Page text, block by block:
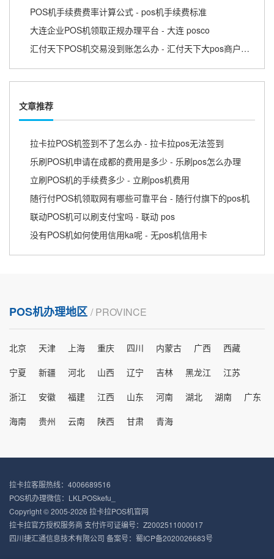
POS机手续费费率计算公式 - pos机手续费标准
大连企业POS机领取正规办理平台 - 大连 posco
汇付天下POS机交易没到账怎么办 - 汇付天下大pos商户版APP
文章推荐
拉卡拉POS机签到不了怎么办 - 拉卡拉pos无法签到
乐刷POS机申请在成都的费用是多少 - 乐刷pos怎么办理
立刷POS机的手续费多少 - 立刷pos机费用
随行付POS机领取网有哪些可靠平台 - 随行付旗下的pos机
联动POS机可以刷支付宝吗 - 联动 pos
没有POS机如何使用信用ka呢 - 无pos机信用卡
POS机办理地区 / PROVINCE
北京 天津 上海 重庆 四川 内蒙古 广西
西藏
宁夏
新疆 河北 山西 辽宁 吉林 黑龙江
江苏
浙江
安徽 福建 江西 山东 河南 湖北 湖南
广东
海南
贵州 云南 陕西 甘肃 青海
拉卡拉客服热线：4006689516
POS机办理微信：LKLPOSkefu_
Copyright © 2005-2026 拉卡拉POS机官网
拉卡拉官方授权服务商 支付许可证编号：Z2002511000017
四川捷汇通信息技术有限公司 备案号： 蜀ICP备2020026683号